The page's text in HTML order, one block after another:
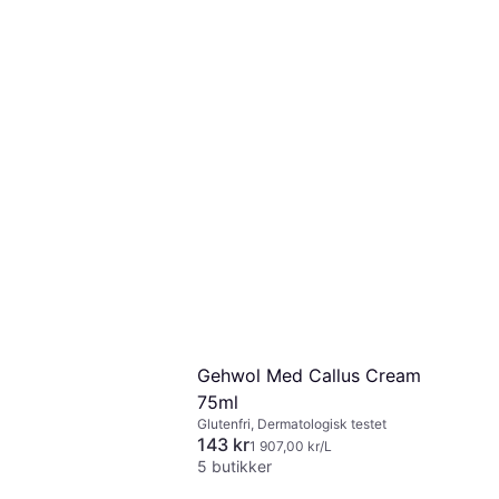
Gehwol Med Callus Cream
75ml
Glutenfri, Dermatologisk testet
143 kr1 907,00 kr/L
5 butikker